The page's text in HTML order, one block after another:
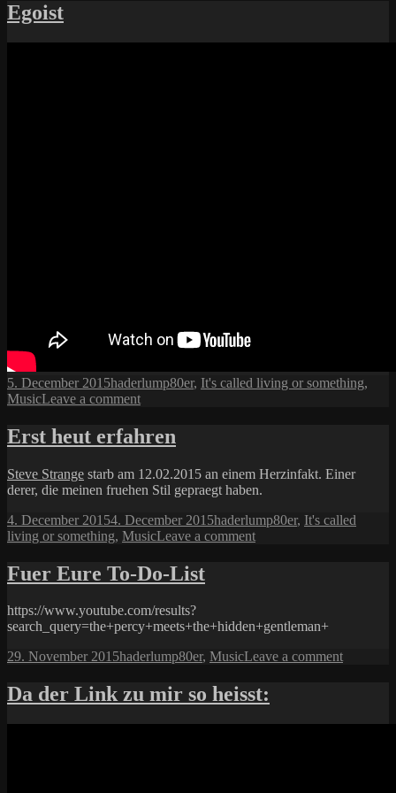
Egoist
Posted
on
5. December 2015Author
haderlumpCategories
80er, It's called living or something,
MusicLeave a commenton
Erst heut erfahren
Steve Strange starb am 12.02.2015 an einem Herzinfakt. Einer
derer, die meinen fruehen Stil gepraegt haben.
Posted
on
4. December 20154. December 2015Author
haderlumpCategories
80er, It's called
living or something, MusicLeave a commenton
Fuer Eure To-Do-List
https://www.youtube.com/results?
search_query=the+percy+meets+the+hidden+gentleman+
Posted
29. November 2015Author
haderlumpCategories
80er, MusicLeave a commenton
Da der Link zu mir so heisst: